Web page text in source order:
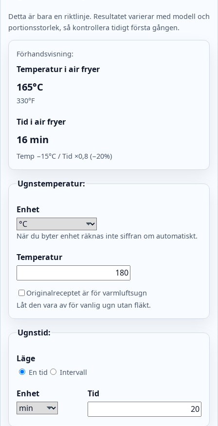
Detta är bara en riktlinje. Resultatet varierar med modell och
portionsstorlek, så kontrollera tidigt första gången.
Förhandsvisning:
Temperatur i air fryer
165°C
330°F
Tid i air fryer
16 min
Temp −15°C / Tid ×0,8 (−20%)
Ugnstemperatur:
Enhet
När du byter enhet räknas inte siffran om automatiskt.
Temperatur
Originalreceptet är för varmluftsugn
Låt den vara av för vanlig ugn utan fläkt.
Ugnstid:
Läge
En tid Intervall
Enhet Tid